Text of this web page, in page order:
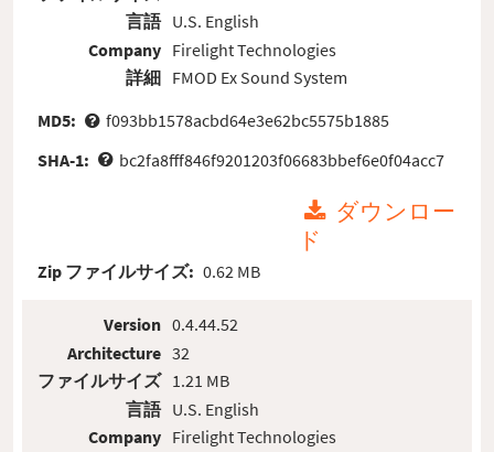
言語
Company
詳細
U.S. English
Firelight Technologies
FMOD Ex Sound System
MD5:
f093bb1578acbd64e3e62bc5575b1885
SHA-1:
bc2fa8fff846f9201203f06683bbef6e0f04acc7
ダウンロー
ド
Zip ファイルサイズ: 0.62 MB
Version
Architecture
ファイルサイズ
言語
Company
0.4.44.52
32
1.21 MB
U.S. English
Firelight Technologies